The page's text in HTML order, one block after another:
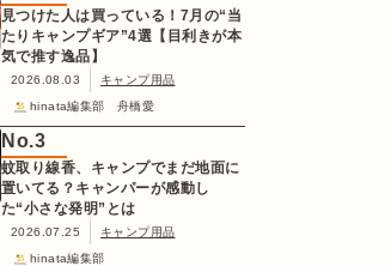
見つけた人は買っている！7月の“当
たりキャンプギア”4選【目利きが本
気で推す逸品】
2026.08.03
キャンプ用品
hinata編集部 舟橋愛
No.3
蚊取り線香、キャンプでまだ地面に
置いてる？キャンパーが感動し
た“小さな発明”とは
2026.07.25
キャンプ用品
hinata編集部